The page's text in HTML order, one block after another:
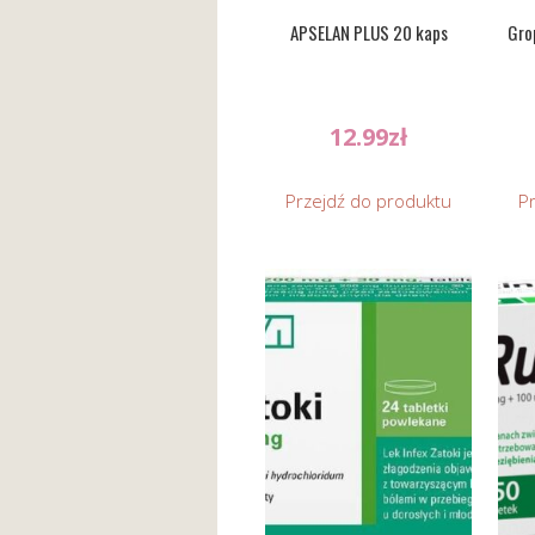
APSELAN PLUS 20 kaps
12.99zł
Przejdź do produktu